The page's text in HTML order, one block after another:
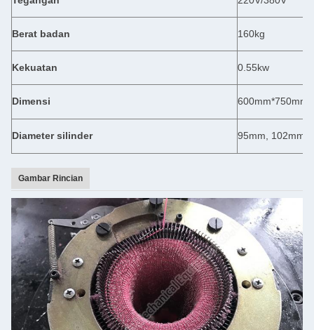
Berat badan 160kg
Kekuatan 0.55kw
Dimensi
Diameter silinder 95mm, 102mm,
Gambar Rincian